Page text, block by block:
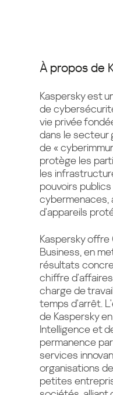
À propos de
Kaspersky est
de
vie privée
dans le secteur
de «
protège les
les
pouvoirs
cybermenaces,
d'appareils
Kaspersky
Business, en
résultats
chiffre
charge de
temps d'arrêt.
de Kaspersky
Intelligence et
permanence
services
organisations
petites